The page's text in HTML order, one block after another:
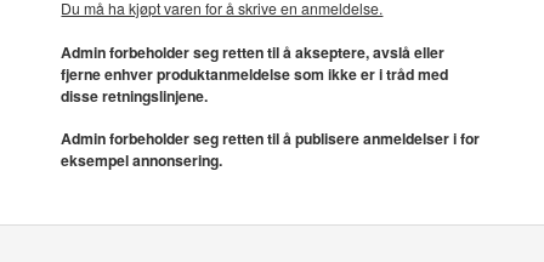
Du må ha kjøpt varen for å skrive en anmeldelse.
Admin forbeholder seg retten til å akseptere, avslå eller
fjerne enhver produktanmeldelse som ikke er i tråd med
disse retningslinjene.
Admin forbeholder seg retten til å publisere anmeldelser i for
eksempel annonsering.